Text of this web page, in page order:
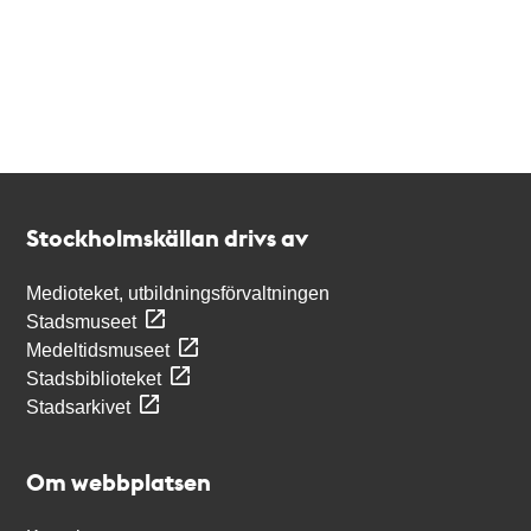
Stockholmskällan drivs av
Medioteket, utbildningsförvaltningen
Stadsmuseet
Medeltidsmuseet
Stadsbiblioteket
Stadsarkivet
Om webbplatsen